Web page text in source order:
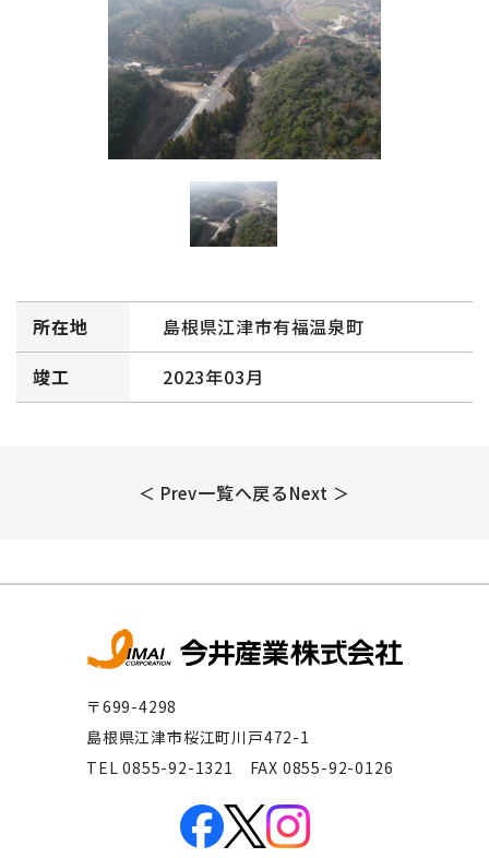
所在地
島根県江津市有福温泉町
竣工
2023年03月
＜ Prev一覧へ戻るNext ＞
〒699-4298
島根県江津市桜江町川戸472-1
TEL 0855-92-1321 FAX 0855-92-0126